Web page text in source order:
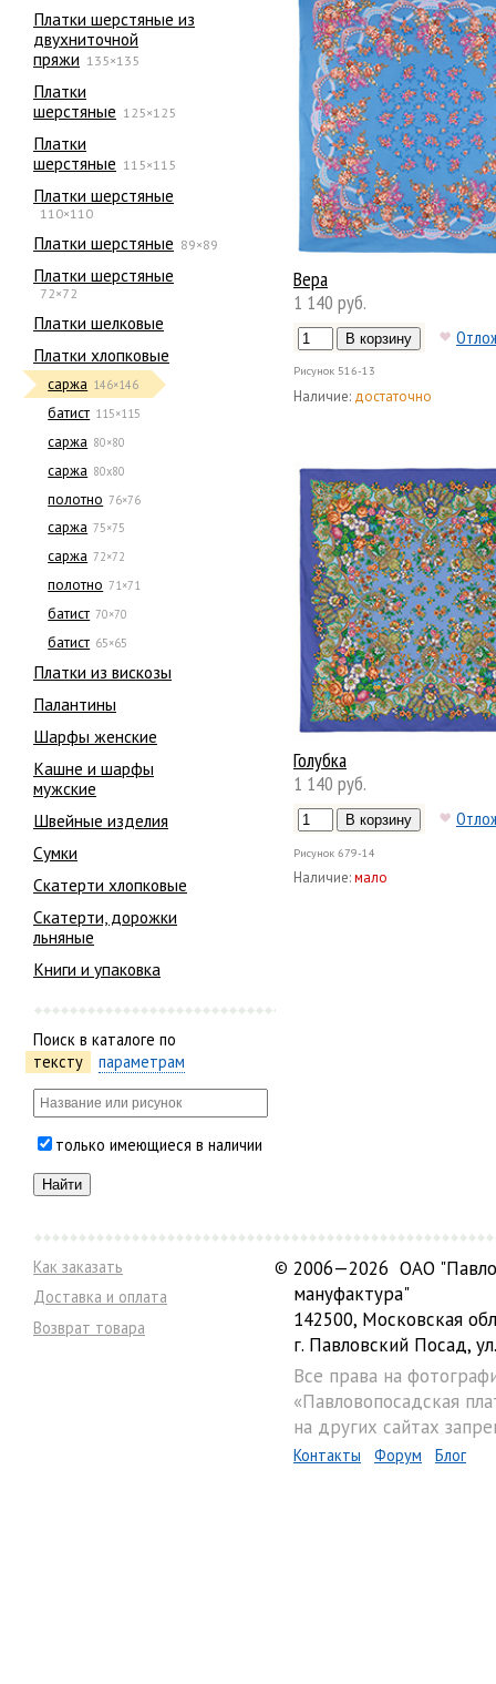
Платки шерстяные из
двухниточной
пряжи 135×135
Платки
шерстяные 125×125
Платки
шерстяные 115×115
Платки шерстяные
110×110
Платки шерстяные 89×89
Платки шерстяные
72×72
Платки шелковые
Платки хлопковые
саржа 146×146
батист 115×115
саржа 80×80
саржа 80х80
полотно 76×76
саржа 75×75
саржа 72×72
полотно 71×71
батист 70×70
батист 65×65
Платки из вискозы
Палантины
Шарфы женские
Кашне и шарфы
мужские
Швейные изделия
Сумки
Скатерти хлопковые
Скатерти, дорожки
льняные
Книги и упаковка
Поиск в каталоге по
тексту
параметрам
только имеющиеся в наличии
Вера
1 140 руб.
Рисунок 516-13
Наличие: достаточно
Голубка
1 140 руб.
Рисунок 679-14
Наличие:мало
Как заказать
Доставка и оплата
Возврат товара
© 2006—2026 ОАО
мануфактура"
142500, Московская
г. Павловский Посад,
Все права на
«Павловопосадская
на других сайтах
Контакты Форум Блог